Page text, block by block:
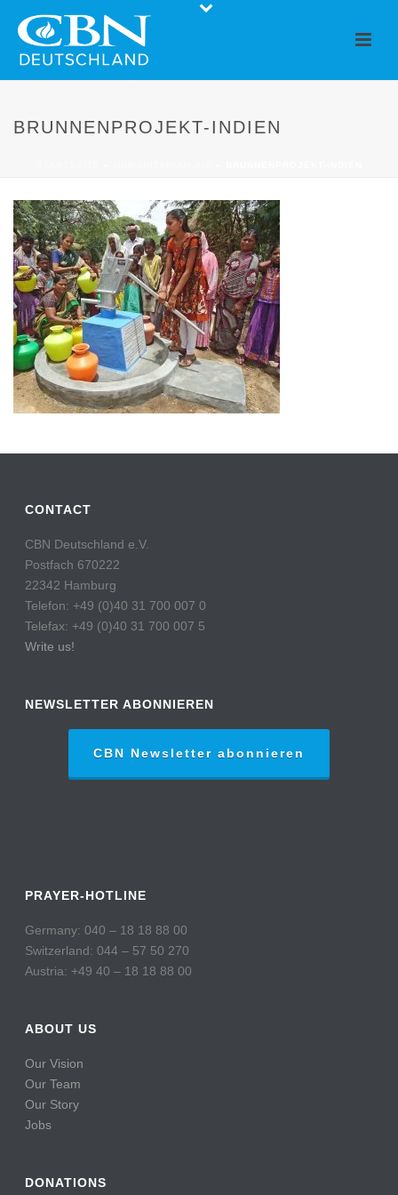
BRUNNENPROJEKT-INDIEN
CONTACT
CBN Deutschland e.V.
Postfach 670222
22342 Hamburg
Telefon: +49 (0)40 31 700 007 0
Telefax: +49 (0)40 31 700 007 5
Write us!
NEWSLETTER ABONNIEREN
CBN Newsletter abonnieren
PRAYER-HOTLINE
Germany: 040 – 18 18 88 00
Switzerland: 044 – 57 50 270
Austria: +49 40 – 18 18 88 00
ABOUT US
Our Vision
Our Team
Our Story
Jobs
DONATIONS